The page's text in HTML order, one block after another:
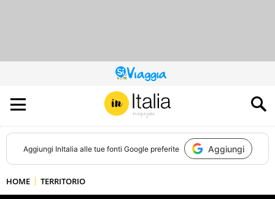
QUESTO
SITO
CONTRIBUISCE
ALL’AUDIENCE
DI
Aggiungi InItalia alle tue fonti Google preferite Aggiungi
HOME TERRITORIO